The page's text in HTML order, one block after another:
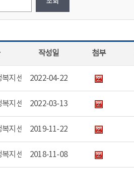
작성일 첨부
지센터 2022-04-22
지센터 2022-03-13
지센터 2019-11-22
지센터 2018-11-08